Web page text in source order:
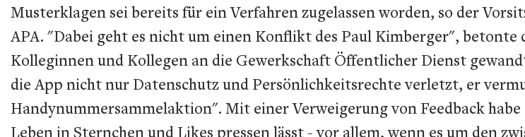
Musterklagen sei bereits für ein Verfahren zugelassen worden, so der
APA. "Dabei geht es nicht um einen Konflikt des Paul Kimberger",
Kolleginnen und Kollegen an die Gewerkschaft Öffentlicher Dienst
die App nicht nur Datenschutz und Persönlichkeitsrechte verletzt, er
Handynummersammelaktion". Mit einer Verweigerung von Feedback
Leben in Sternchen und Likes pressen lässt - vor allem, wenn es um den